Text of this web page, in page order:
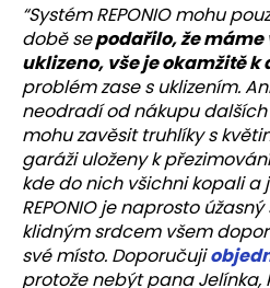
“Systém REPONIO mohu
době sepodařilo, že máme
uklizeno, vše je okamžitě k
problém zase s uklizením.
neodradí od nákupu dalších
mohu zavěsit truhlíky s
garáži uloženy k
kde do nich všichni kopali a
REPONIO je naprosto
klidným srdcem všem
své místo. Doporučuji
protože nebýt pana Jelínka,